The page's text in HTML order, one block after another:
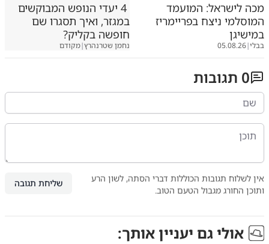
מכה לישראל: המועמד
המוסלמי ניצח בפריימריז
במישיגן
בבלי|
05.08.26
4 יעדי הנופש המבוקשים
במגזר, ואיך תסגרו שם
חופשה בקליק?
נחמן שטרנהרץ|מקודם
0 תגובות
אין לשלוח תגובות הכוללות דברי הסתה, לשון הרע
ותוכן החורג מגבול הטעם הטוב.
שליחת תגובה
אולי גם יעניין אותך: